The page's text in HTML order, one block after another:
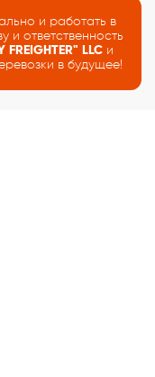
и работать в
и ответственность
FREIGHTER" LLCи
в будущее!